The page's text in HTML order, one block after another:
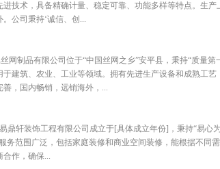
技术，具备精确计量、稳定可靠、功能多样等特点。生产
公司秉持‘诚信、创...
网制品有限公司位于“中国丝网之乡”安平县，秉持“质量第
建筑、农业、工业等领域。拥有先进生产设备和成熟工艺
，国内畅销，远销海外，...
鼎轩装饰工程有限公司成立于[具体成立年份]，秉持“易心
范围广泛，包括家庭装修和商业空间装修，能根据不同
作，确保...